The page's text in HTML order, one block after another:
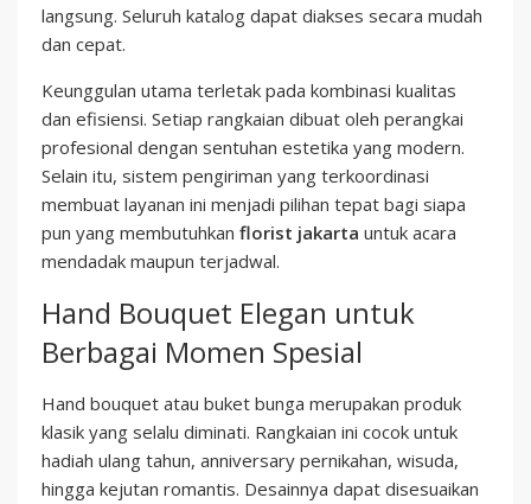
langsung. Seluruh katalog dapat diakses secara mudah
dan cepat.
Keunggulan utama terletak pada kombinasi kualitas
dan efisiensi. Setiap rangkaian dibuat oleh perangkai
profesional dengan sentuhan estetika yang modern.
Selain itu, sistem pengiriman yang terkoordinasi
membuat layanan ini menjadi pilihan tepat bagi siapa
pun yang membutuhkan florist jakarta untuk acara
mendadak maupun terjadwal.
Hand Bouquet Elegan untuk
Berbagai Momen Spesial
Hand bouquet atau buket bunga merupakan produk
klasik yang selalu diminati. Rangkaian ini cocok untuk
hadiah ulang tahun, anniversary pernikahan, wisuda,
hingga kejutan romantis. Desainnya dapat disesuaikan